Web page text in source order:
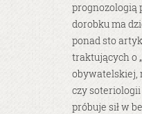
prognozologią
dorobku ma
ponad sto
traktujących o
obywatelskiej,
czy
próbuje sił w